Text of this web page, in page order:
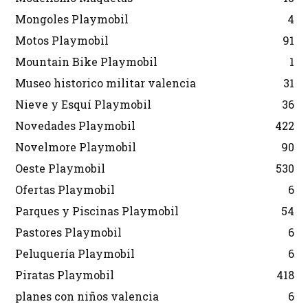
Mongoles Playmobil
4
Motos Playmobil
91
Mountain Bike Playmobil
1
Museo historico militar valencia
31
Nieve y Esquí Playmobil
36
Novedades Playmobil
422
Novelmore Playmobil
90
Oeste Playmobil
530
Ofertas Playmobil
6
Parques y Piscinas Playmobil
54
Pastores Playmobil
6
Peluquería Playmobil
6
Piratas Playmobil
418
planes con niños valencia
6